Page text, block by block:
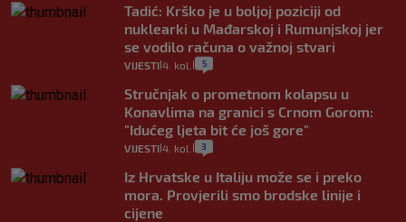
Tadić: Krško je u boljoj poziciji od
nuklearki u Mađarskoj i Rumunjskoj jer
se vodilo računa o važnoj stvari
VIJESTI 4. kol. 5
Stručnjak o prometnom kolapsu u
Konavlima na granici s Crnom Gorom:
"Idućeg ljeta bit će još gore"
VIJESTI 4. kol. 3
Iz Hrvatske u Italiju može se i preko
mora. Provjerili smo brodske linije i
cijene